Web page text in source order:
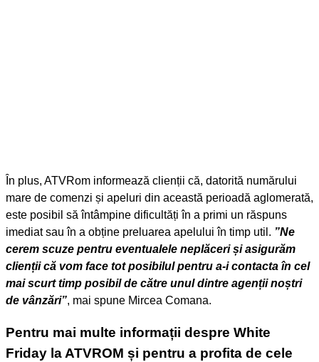
În plus, ATVRom informează clienții că, datorită numărului
mare de comenzi și apeluri din această perioadă aglomerată,
este posibil să întâmpine dificultăți în a primi un răspuns
imediat sau în a obține preluarea apelului în timp util. ”Ne
cerem scuze pentru eventualele neplăceri și asigurăm
clienții că vom face tot posibilul pentru a-i contacta în cel
mai scurt timp posibil de către unul dintre agenții noștri
de vânzări”, mai spune Mircea Comana.
Pentru mai multe informații despre White
Friday la ATVROM și pentru a profita de cele